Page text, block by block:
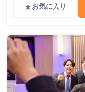
gradeお気に入り